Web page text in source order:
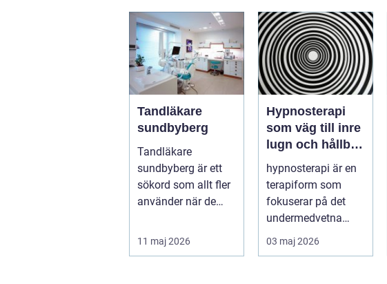
elle...
Tandläkare
sundbyberg
Tandläkare
sundbyberg är ett
sökord som allt fler
använder när de
tillgänglig ...
11 maj 2026
Hypnosterapi
som väg till inre
lugn och hållbar
förändring
hypnosterapi är en
terapiform som
fokuserar på det
undermedvetna
sinnet för att skapa
djup och hållb...
03 maj 2026